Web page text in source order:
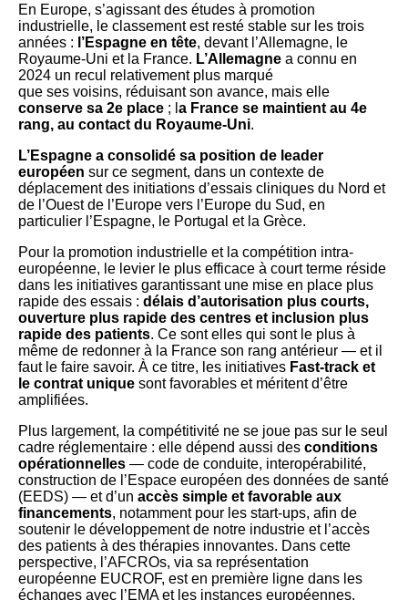
En Europe, s’agissant des études à promotion
industrielle, le classement est resté stable sur les trois
années : l’Espagne en tête, devant l’Allemagne, le
Royaume-Uni et la France. L’Allemagne a connu en
2024 un recul relativement plus marqué
que ses voisins, réduisant son avance, mais elle
conserve sa 2e place ; l a France se maintient au 4e
rang, au contact du Royaume-Uni.
L’Espagne a consolidé sa position de leader
européen sur ce segment, dans un contexte de
déplacement des initiations d’essais cliniques du Nord et
de l’Ouest de l’Europe vers l’Europe du Sud, en
particulier l’Espagne, le Portugal et la Grèce.
Pour la promotion industrielle et la compétition intra-
européenne, le levier le plus efficace à court terme réside
dans les initiatives garantissant une mise en place plus
rapide des essais : délais d’autorisation plus courts,
ouverture plus rapide des centres et inclusion plus
rapide des patients. Ce sont elles qui sont le plus à
même de redonner à la France son rang antérieur — et il
faut le faire savoir. À ce titre, les initiatives Fast-track et
le contrat unique sont favorables et méritent d’être
amplifiées.
Plus largement, la compétitivité ne se joue pas sur le seul
cadre réglementaire : elle dépend aussi des conditions
opérationnelles — code de conduite, interopérabilité,
construction de l’Espace européen des données de santé
(EEDS) — et d’un accès simple et favorable aux
financements, notamment pour les start-ups, afin de
soutenir le développement de notre industrie et l’accès
des patients à des thérapies innovantes. Dans cette
perspective, l’AFCROs, via sa représentation
européenne EUCROF, est en première ligne dans les
échanges avec l’EMA et les instances européennes.